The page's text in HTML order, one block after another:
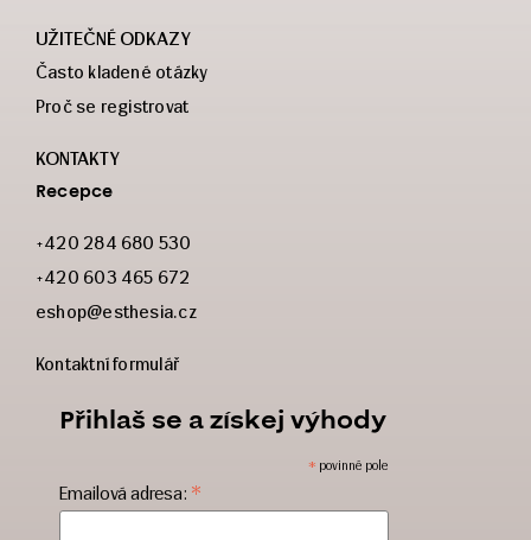
UŽITEČNÉ ODKAZY
Často kladené otázky
Proč se registrovat
KONTAKTY
Recepce
+420 284 680 530
+420 603 465 672
eshop@esthesia.cz
Kontaktní formulář
Přihlaš se a získej výhody
* povinné pole
Emailová adresa: *